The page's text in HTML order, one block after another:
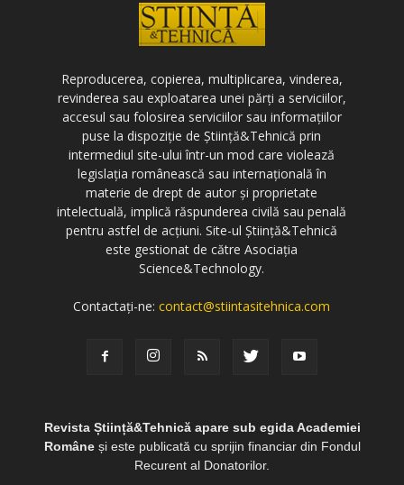
Reproducerea, copierea, multiplicarea, vinderea,
revinderea sau exploatarea unei părți a serviciilor,
accesul sau folosirea serviciilor sau informațiilor
puse la dispoziție de Știință&Tehnică prin
intermediul site-ului într-un mod care violează
legislația românească sau internațională în
materie de drept de autor și proprietate
intelectuală, implică răspunderea civilă sau penală
pentru astfel de acțiuni. Site-ul Știință&Tehnică
este gestionat de către Asociația
Science&Technology.
Contactați-ne:contact@stiintasitehnica.com
Revista Știință&Tehnică apare sub egida Academiei
Româneși este publicată cu sprijin financiar din Fondul
Recurent al Donatorilor.